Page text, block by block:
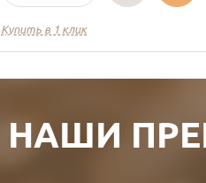
Купить в 1 клик
НАШИ